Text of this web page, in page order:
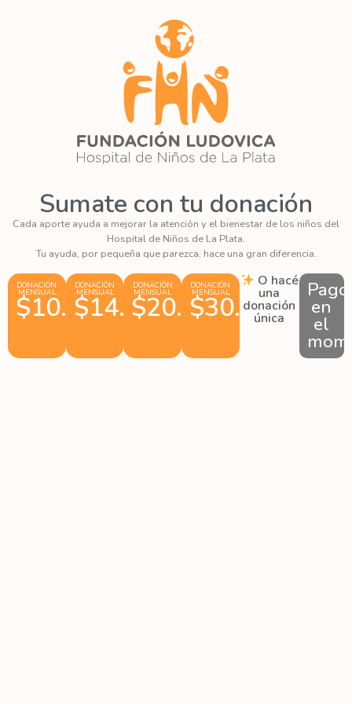
Sumate con tu donación
Cada aporte ayuda a mejorar la atención y el bienestar de los niños del
Hospital de Niños de La Plata.
Tu ayuda, por pequeña que parezca, hace una gran diferencia.
DONACIÓN
MENSUAL
$10.000
DONACIÓN
MENSUAL
$14.000
DONACIÓN
MENSUAL
$20.000
DONACIÓN
MENSUAL
$30.000
O hacé
una
donación
única
Pago
en
el